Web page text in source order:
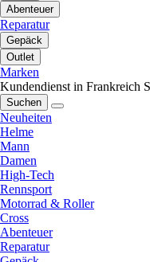
Abenteuer
Reparatur
Gepäck
Outlet
Marken
Kundendienst in Frankreich
Suchen
Neuheiten
Helme
Mann
Damen
High-Tech
Rennsport
Motorrad & Roller
Cross
Abenteuer
Reparatur